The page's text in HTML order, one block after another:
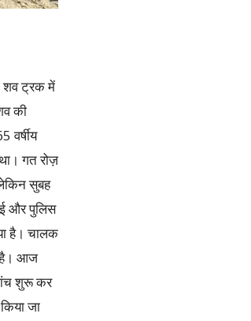
शव ट्रक में
की
वर्षीय
गत रोज़
सुबह
और पुलिस
है। चालक
है। आज
शुरू कर
जा